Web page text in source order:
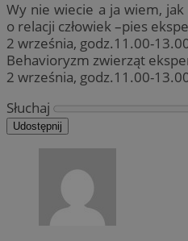
Wy nie wiecie a ja wiem,
o relacji człowiek –pies
2 września, godz.11.00-
Behavioryzm zwierząt
2 września, godz.11.00-
Słuchaj
Udostępnij